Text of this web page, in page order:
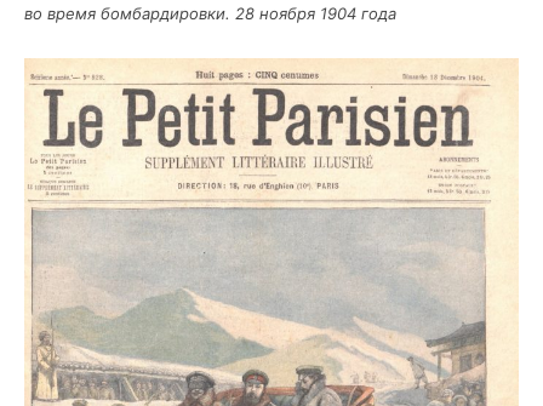
во вре­мя бом­бар­ди­ров­ки. 28 нояб­ря 1904 года